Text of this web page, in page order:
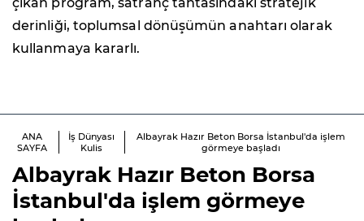
derinliği, toplumsal dönüşümün anahtarı olarak
kullanmaya kararlı.
ANA
SAYFA
İş Dünyası
Kulis
Albayrak Hazır Beton Borsa İstanbul'da işlem
görmeye başladı
Albayrak Hazır Beton Borsa
İstanbul'da işlem görmeye